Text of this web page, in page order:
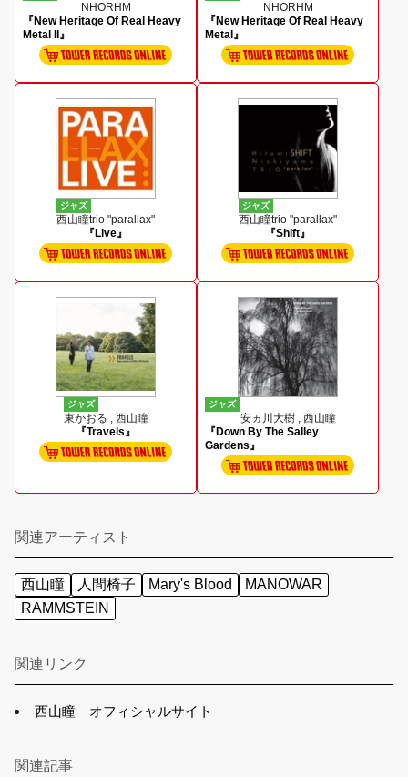
NHORHM
『New Heritage Of Real Heavy
Metal II』
NHORHM
『New Heritage Of Real Heavy
Metal』
ジャズ
西山瞳trio "parallax"
『Live』
ジャズ
西山瞳trio "parallax"
『Shift』
ジャズ
東かおる , 西山瞳
『Travels』
ジャズ
安ヵ川大樹 , 西山瞳
『Down By The Salley
Gardens』
関連アーティスト
西山瞳 人間椅子 Mary's Blood
MANOWAR
RAMMSTEIN
関連リンク
西山瞳 オフィシャルサイト
関連記事